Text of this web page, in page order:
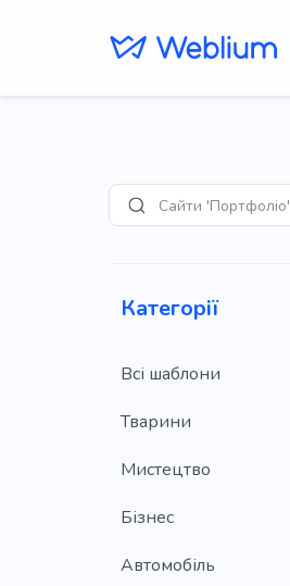
ПошукСайти 'Портфоліо'
Категорії
Всі шаблони
Тварини
Мистецтво
Бізнес
Автомобіль